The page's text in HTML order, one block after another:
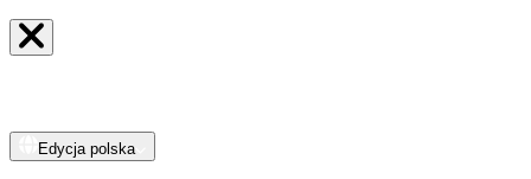
Edycja polska